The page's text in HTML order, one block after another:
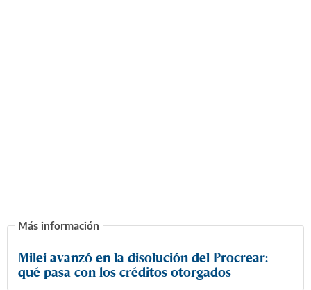
Milei avanzó en la disolución del Procrear:
qué pasa con los créditos otorgados